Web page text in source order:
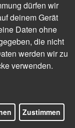
–
Trend.
dürfen wir
deinem Gerät
Daten ohne
die nicht
werden wir zu
verwenden.
Zustimmen